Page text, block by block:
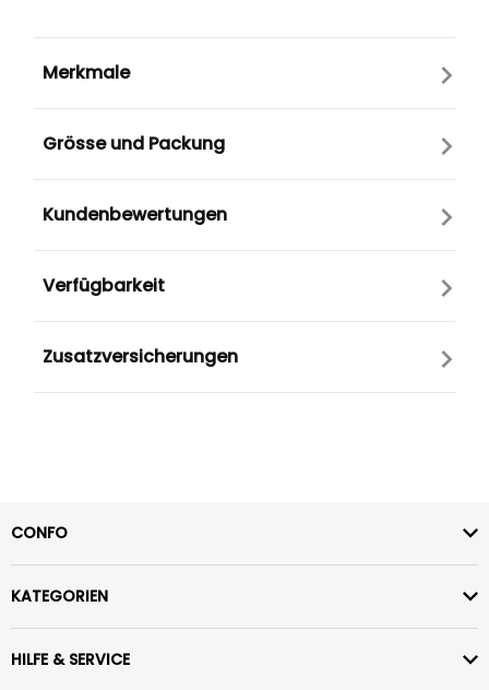
Merkmale
Grösse und Packung
Kundenbewertungen
Verfügbarkeit
Zusatzversicherungen
CONFO
KATEGORIEN
HILFE & SERVICE